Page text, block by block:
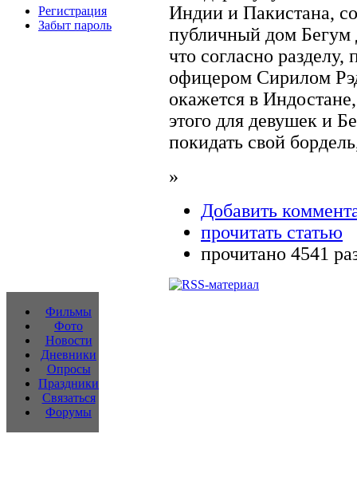
Регистрация
Забыт пароль
Индии и Пакистана,
публичный дом Бегум
что согласно
офицером Сирилом
окажется в
этого для девушек и
покидать свой
»
Добавить
прочитать статью
прочитано 4541
Фильмы
Фото
Новости
Дневники
Опросы
Праздники
Связаться
Форумы